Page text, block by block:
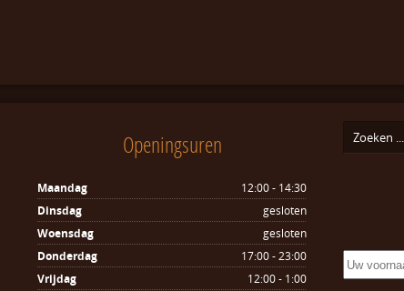
Openingsuren
Maandag
12:00 - 14:30
Dinsdag
gesloten
Woensdag
gesloten
Donderdag
17:00 - 23:00
Vrijdag
12:00 - 1:00